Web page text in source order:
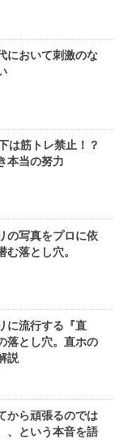
において刺激のな
は筋トレ禁止！？
本当の努力
の写真をプロに依
む落とし穴。
に流行する『直
落とし穴。直ホの
説
から頑張るのでは
、という本音を語